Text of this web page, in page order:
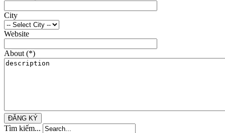
City
Website
About (*)
ĐĂNG KÝ
Tìm kiếm...